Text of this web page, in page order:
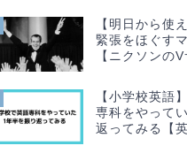
【明日から使
緊張をほぐす
【ニクソンのV
【小学校英語
専科をやって
返ってみる【